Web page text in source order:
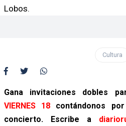
Lobos.
Cultura
Gana invitaciones dobles
VIERNES 18contándonos
concierto. Escribe a